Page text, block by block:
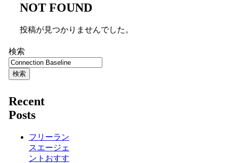
NOT FOUND
投稿が見つかりませんでした。
検索
検索
Recent
Posts
フリーラン
スエージェ
ントおすす